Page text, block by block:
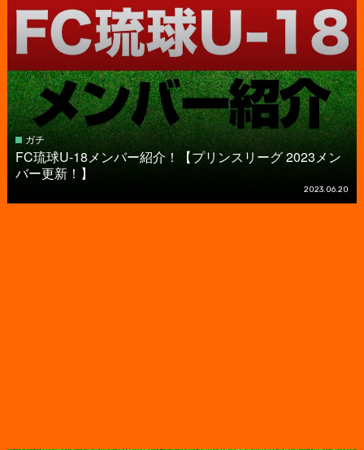
ガチ
FC琉球U-18メンバー紹介！【プリンスリーグ 2023メン
バー更新！】
2023.06.20